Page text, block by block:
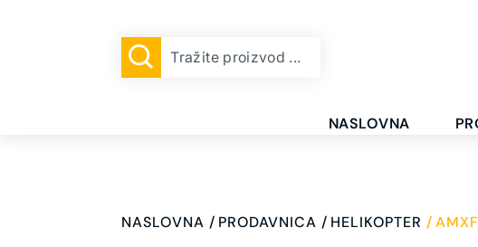
NASLOVNA
NASLOVNA PRODAVNICA HELIKOPTER